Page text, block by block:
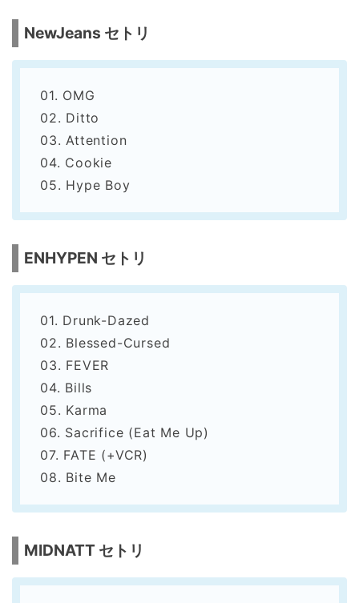
NewJeans セトリ
01. OMG
02. Ditto
03. Attention
04. Cookie
05. Hype Boy
ENHYPEN セトリ
01. Drunk-Dazed
02. Blessed-Cursed
03. FEVER
04. Bills
05. Karma
06. Sacrifice (Eat Me Up)
07. FATE (+VCR)
08. Bite Me
MIDNATT セトリ